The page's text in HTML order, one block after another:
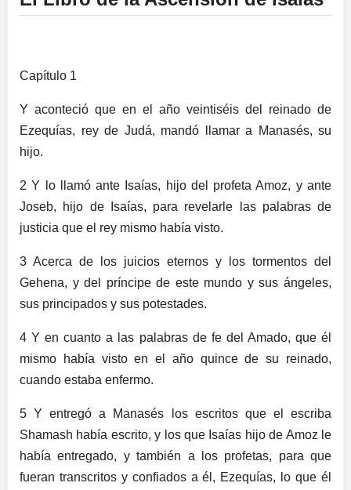
Capítulo 1
Y aconteció que en el año veintiséis del reinado de
Ezequías, rey de Judá, mandó llamar a Manasés, su
hijo.
2 Y lo llamó ante Isaías, hijo del profeta Amoz, y ante
Joseb, hijo de Isaías, para revelarle las palabras de
justicia que el rey mismo había visto.
3 Acerca de los juicios eternos y los tormentos del
Gehena, y del príncipe de este mundo y sus ángeles,
sus principados y sus potestades.
4 Y en cuanto a las palabras de fe del Amado, que él
mismo había visto en el año quince de su reinado,
cuando estaba enfermo.
5 Y entregó a Manasés los escritos que el escriba
Shamash había escrito, y los que Isaías hijo de Amoz le
había entregado, y también a los profetas, para que
fueran transcritos y confiados a él, Ezequías, lo que él